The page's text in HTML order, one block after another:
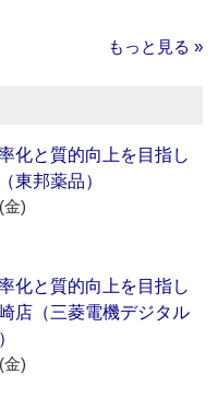
もっと見る »
化と質的向上を目指し
東邦薬品）
金)
化と質的向上を目指し
店（三菱電機デジタル
金)